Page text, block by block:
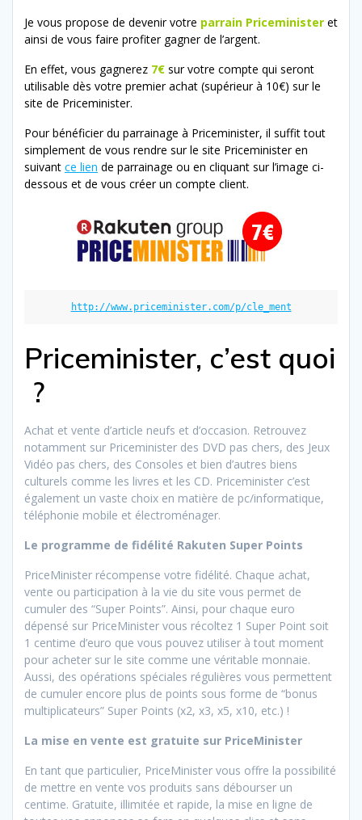
Je vous propose de devenir votre parrain Priceminister et
ainsi de vous faire profiter gagner de l’argent.
En effet, vous gagnerez 7€ sur votre compte qui seront
utilisable dès votre premier achat (supérieur à 10€) sur le
site de Priceminister.
Pour bénéficier du parrainage à Priceminister, il suffit tout
simplement de vous rendre sur le site Priceminister en
suivant ce lien de parrainage ou en cliquant sur l’image ci-
dessous et de vous créer un compte client.
http://www.priceminister.com/p/cle_ment
Priceminister, c’est quoi
?
Achat et vente d’article neufs et d’occasion. Retrouvez
notamment sur Priceminister des DVD pas chers, des Jeux
Vidéo pas chers, des Consoles et bien d’autres biens
culturels comme les livres et les CD. Priceminister c’est
également un vaste choix en matière de pc/informatique,
téléphonie mobile et électroménager.
Le programme de fidélité Rakuten Super Points
PriceMinister récompense votre fidélité. Chaque achat,
vente ou participation à la vie du site vous permet de
cumuler des “Super Points”. Ainsi, pour chaque euro
dépensé sur PriceMinister vous récoltez 1 Super Point soit
1 centime d’euro que vous pouvez utiliser à tout moment
pour acheter sur le site comme une véritable monnaie.
Aussi, des opérations spéciales régulières vous permettent
de cumuler encore plus de points sous forme de “bonus
multiplicateurs” Super Points (x2, x3, x5, x10, etc.) !
La mise en vente est gratuite sur PriceMinister
En tant que particulier, PriceMinister vous offre la possibilité
de mettre en vente vos produits sans débourser un
centime. Gratuite, illimitée et rapide, la mise en ligne de